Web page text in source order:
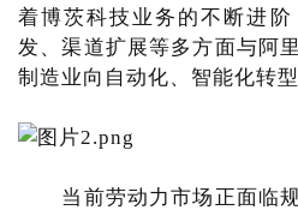
着博茨科技业务的不断进
发、渠道扩展等多方面与阿
制造业向自动化、智能化转型
当前劳动力市场正面临规